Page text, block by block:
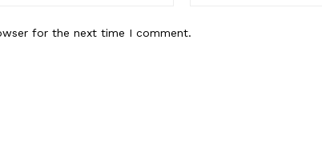
for the next time I comment.